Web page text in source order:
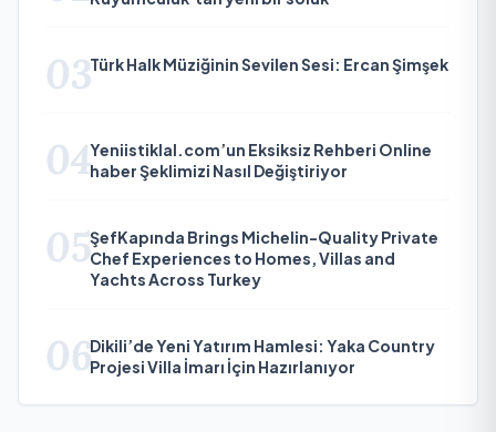
03Türk Halk Müziğinin Sevilen Sesi: Ercan Şimşek
04Yeniistiklal.com’un Eksiksiz Rehberi Online
haber Şeklimizi Nasıl Değiştiriyor
05ŞefKapında Brings Michelin-Quality Private
Chef Experiences to Homes, Villas and
Yachts Across Turkey
06Dikili’de Yeni Yatırım Hamlesi: Yaka Country
Projesi Villa İmarı İçin Hazırlanıyor